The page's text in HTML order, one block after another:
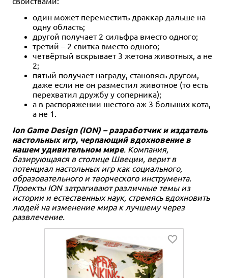
один может переместить драккар дальше на
одну область;
другой получает 2 сильфра вместо одного;
третий – 2 свитка вместо одного;
четвёртый вскрывает 3 жетона животных, а не
2;
пятый получает награду, становясь другом,
даже если не он разместил животное (то есть
перехватил дружбу у соперника);
а в распоряжении шестого аж 3 больших кота,
а не 1.
Ion Game Design (ION) – разработчик и издатель
настольных игр, черпающий вдохновение в
нашем удивительном мире. Компания,
базирующаяся в столице Швеции, верит в
потенциал настольных игр как социального,
образовательного и творческого инструмента.
Проекты ION затрагивают различные темы из
истории и естественных наук, стремясь вдохновить
людей на изменение мира к лучшему через
развлечение.